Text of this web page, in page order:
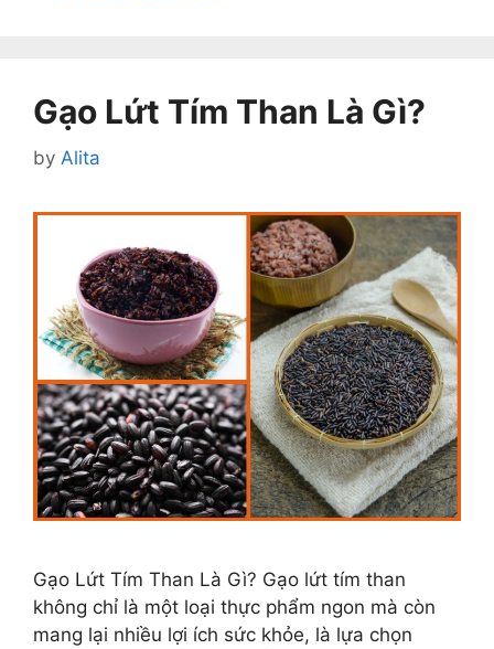
Gạo Lứt Tím Than Là Gì?
by Alita
Gạo Lứt Tím Than Là Gì? Gạo lứt tím than
không chỉ là một loại thực phẩm ngon mà còn
mang lại nhiều lợi ích sức khỏe, là lựa chọn